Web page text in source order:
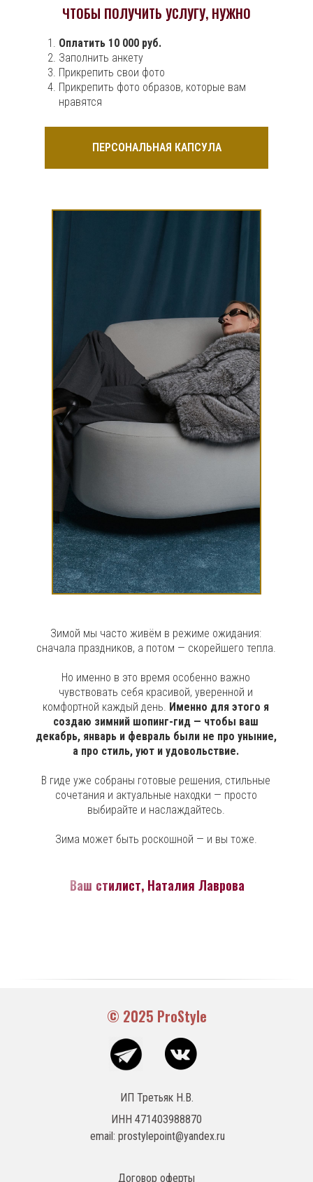
Оплатить 10 000 руб.
Заполнить анкету
Прикрепить свои фото
Прикрепить фото образов, которые вам
нравятся
ПЕРСОНАЛЬНАЯ КАПСУЛА
ЧТОБЫ ПОЛУЧИТЬ УСЛУГУ, НУЖНО
Зимой мы часто живём в режиме ожидания:
сначала праздников, а потом — скорейшего тепла.
Но именно в это время особенно важно
чувствовать себя красивой, уверенной и
комфортной каждый день. Именно для этого я
создаю зимний шопинг-гид — чтобы ваш
декабрь, январь и февраль были не про уныние,
а про стиль, уют и удовольствие.
В гиде уже собраны готовые решения, стильные
сочетания и актуальные находки — просто
выбирайте и наслаждайтесь.
Зима может быть роскошной — и вы тоже.
КУПИТЬ ШОПИНГ-ГИД
Ваш стилист, Наталия Лаврова
Договор оферты
© 2025 ProStyle
email: prostylepoint@yandex.ru
ИНН 471403988870
ИП Третьяк Н.В.